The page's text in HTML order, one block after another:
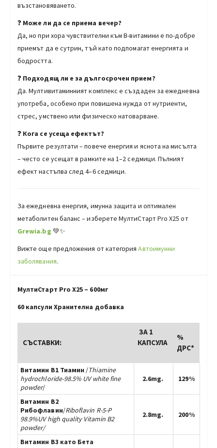
възстановяването.
❓ Може ли да се приема вечер?
Да, но при хора чувствителни към B-витамини е по-добре
приемът да е сутрин, тъй като подпомагат енергията и
бодростта.
❓ Подходящ ли е за дългосрочен прием?
Да. Мултивитаминният комплекс е създаден за ежедневна
употреба, особено при повишена нужда от нутриенти,
стрес, умствено или физическо натоварване.
❓ Кога се усеща ефектът?
Първите резултати – повече енергия и яснота на мисълта
– често се усещат в рамките на 1–2 седмици. Пълният
ефект настъпва след 4–6 седмици.
За ежедневна енергия, имунна защита и оптимален
метаболитен баланс – изберете МултиСтарт Pro X25 от
Grewia.bg 💚✨
Вижте още предложения от категорияАвтоимунни
заболявания.
МултиСтарт Pro X25 – 600мг
60 капсули Хранителна добавка
СЪСТАВКИ:
ЗА 1
КАПСУЛА
%
ДРС*
Витамин В1 Тиамин /Тhiamine
hydrochloride-98.5% UV white fine
powder/
2.6mg. 129%
Витамин B2
Рибофлавин/Riboflavin R-5-P
98.9%UV high quality Vitamin B2
powder/
2.8mg. 200%
Витамин B3 като Бета